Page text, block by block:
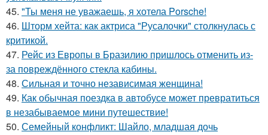
45. "Ты меня не уважаешь, я хотела Porsche!
46. Шторм хейта: как актриса "Русалочки" столкнулась с
критикой.
47. Рейс из Европы в Бразилию пришлось отменить из-
за повреждённого стекла кабины.
48. Сильная и точно независимая женщина!
49. Как обычная поездка в автобусе может превратиться
в незабываемое мини путешествие!
50. Семейный конфликт: Шайло, младшая дочь